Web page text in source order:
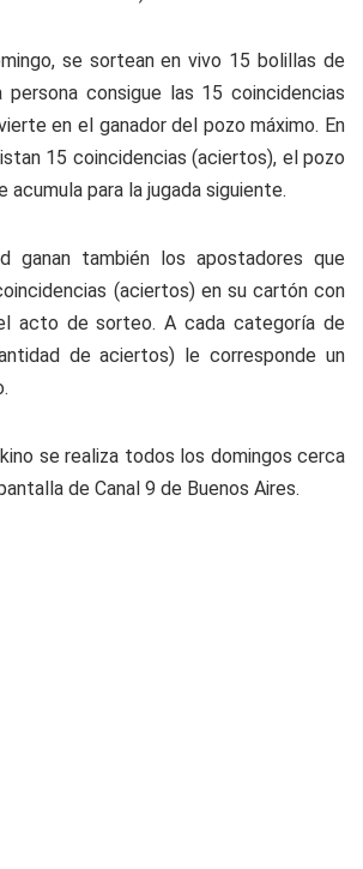
se sortean en vivo 15 bolillas de
persona consigue las 15 coincidencias
en el ganador del pozo máximo. En
15 coincidencias (aciertos), el pozo
acumula para la jugada siguiente.
ganan también los apostadores que
(aciertos) en su cartón con
acto de sorteo. A cada categoría de
de aciertos) le corresponde un
se realiza todos los domingos cerca
de Canal 9 de Buenos Aires.